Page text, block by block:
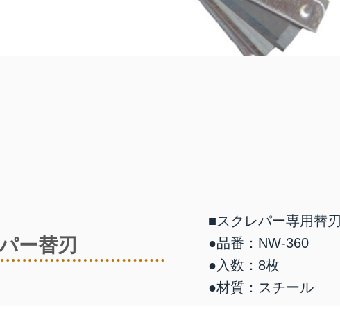
ー替刃
■スクレパー専用替刃
●品番：NW-360
●入数：8枚
●材質：スチール